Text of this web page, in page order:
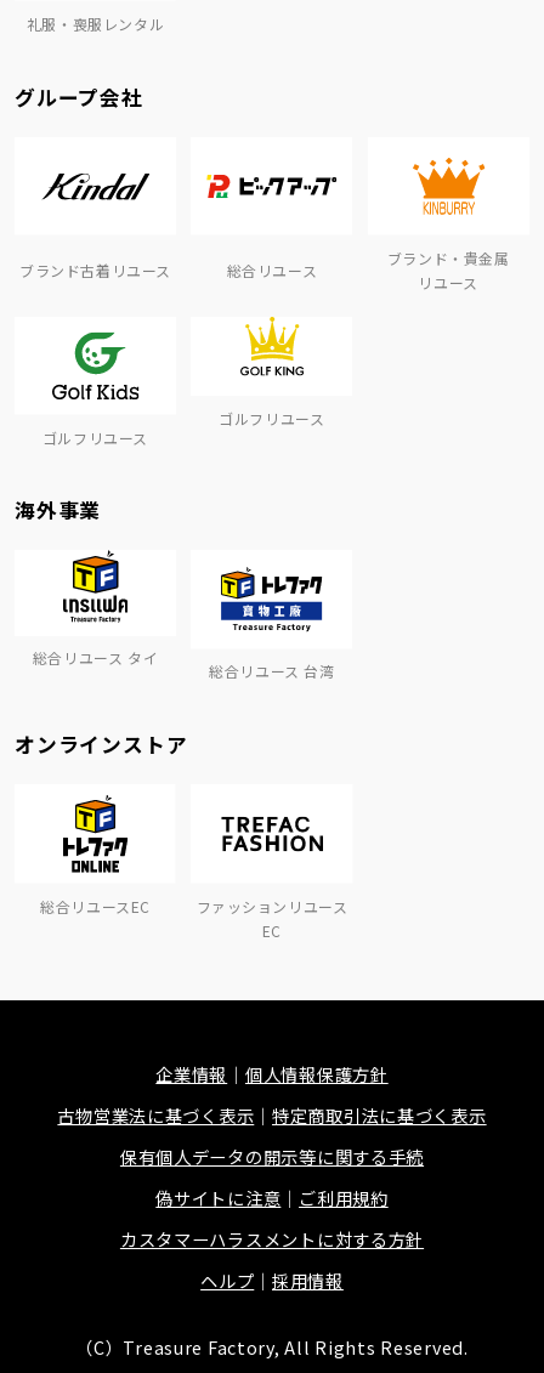
礼服・喪服レンタル
グループ会社
ブランド古着リユース 総合リユース
ブランド・貴金属
リユース
ゴルフリユース
ゴルフリユース
海外事業
総合リユース タイ
総合リユース 台湾
オンラインストア
総合リユースEC
ファッションリユース
EC
企業情報
個人情報保護方針
古物営業法に基づく表示
特定商取引法に基づく表示
保有個人データの開示等に関する手続
偽サイトに注意
ご利用規約
カスタマーハラスメントに対する方針
ヘルプ
採用情報
（C）Treasure Factory, All Rights Reserved.